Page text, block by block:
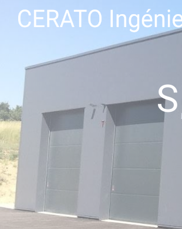
Panneau de gestion des cookies